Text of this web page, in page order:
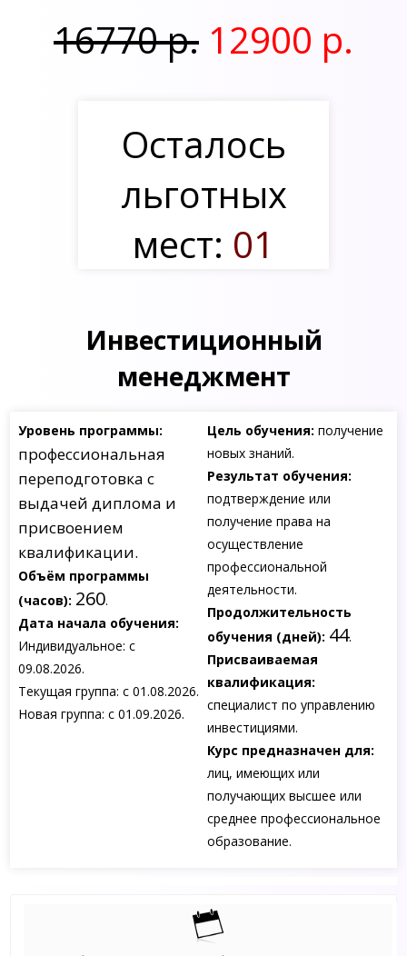
16770 р. 12900 р.
Осталось
льготных
мест: 01
Инвестиционный
менеджмент
Уровень программы:
профессиональная
переподготовка с
выдачей диплома и
присвоением
квалификации.
Объём программы
(часов): 260.
Дата начала обучения:
Индивидуальное: с
09.08.2026.
Текущая группа: с 01.08.2026.
Новая группа: с 01.09.2026.
Цель обучения: получение
новых знаний.
Результат обучения:
подтверждение или
получение права на
осуществление
профессиональной
деятельности.
Продолжительность
обучения (дней): 44.
Присваиваемая
квалификация:
специалист по управлению
инвестициями.
Курс предназначен для:
лиц, имеющих или
получающих высшее или
среднее профессиональное
образование.